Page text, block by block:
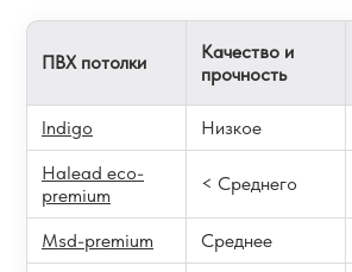
ПВХ потолки
Качество и
прочность
Indigo Низкое
Halead eco-
premium
< Среднего
Msd-premium Среднее